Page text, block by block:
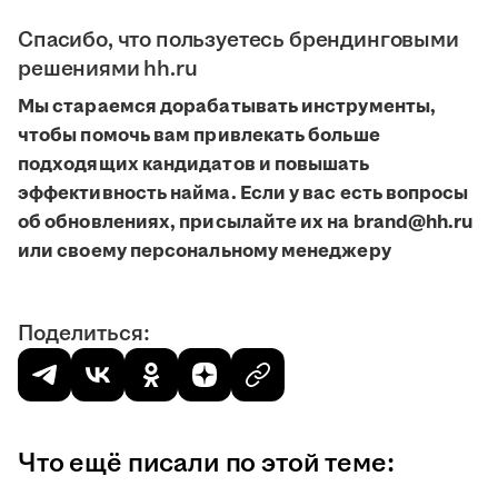
Спасибо, что пользуетесь брендинговыми
решениями hh.ru
Мы стараемся дорабатывать инструменты,
чтобы помочь вам привлекать больше
подходящих кандидатов и повышать
эффективность найма. Если у вас есть вопросы
об обновлениях, присылайте их на brand@hh.ru
или своему персональному менеджеру
Поделиться:
Что ещё писали по этой теме: